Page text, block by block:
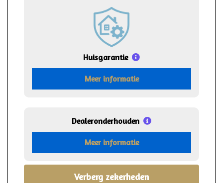
Huisgarantie
Meer informatie
Dealeronderhouden
Meer informatie
Verberg zekerheden